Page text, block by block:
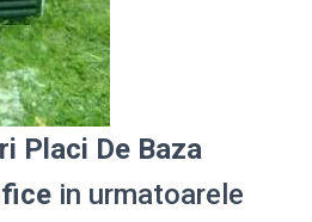
Placi De Baza
in urmatoarele